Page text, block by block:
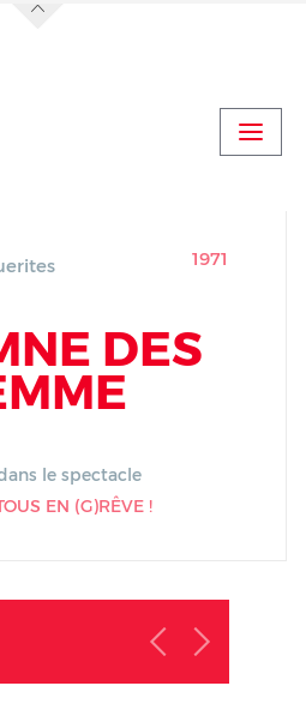
1971
DES
le spectacle
EN (G)RÊVE !